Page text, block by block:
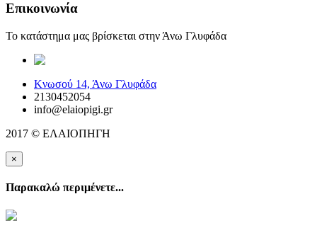
Επικοινωνία
Το κατάστημα μας βρίσκεται στην Άνω Γλυφάδα
Κνωσού 14, Άνω Γλυφάδα
2130452054
info@elaiopigi.gr
2017 © ΕΛΑΙΟΠΗΓΗ
×
Παρακαλώ περιμένετε...